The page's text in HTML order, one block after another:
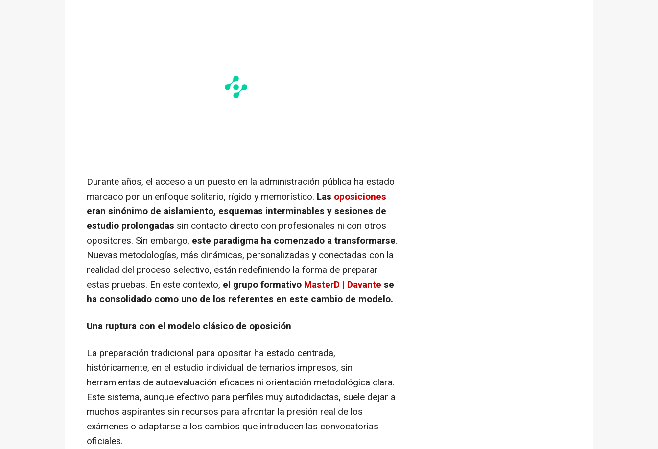
Durante años, el acceso a un puesto en la administración pública ha estado
marcado por un enfoque solitario, rígido y memorístico. Las oposiciones
eran sinónimo de aislamiento, esquemas interminables y sesiones de
estudio prolongadas sin contacto directo con profesionales ni con otros
opositores. Sin embargo, este paradigma ha comenzado a transformarse.
Nuevas metodologías, más dinámicas, personalizadas y conectadas con la
realidad del proceso selectivo, están redefiniendo la forma de preparar
estas pruebas. En este contexto, el grupo formativo MasterD | Davante se
ha consolidado como uno de los referentes en este cambio de modelo.
Una ruptura con el modelo clásico de oposición
La preparación tradicional para opositar ha estado centrada,
históricamente, en el estudio individual de temarios impresos, sin
herramientas de autoevaluación eficaces ni orientación metodológica clara.
Este sistema, aunque efectivo para perfiles muy autodidactas, suele dejar a
muchos aspirantes sin recursos para afrontar la presión real de los
exámenes o adaptarse a los cambios que introducen las convocatorias
oficiales.